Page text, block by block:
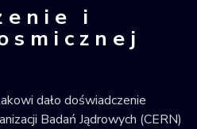
i
dało doświadczenie
Badań Jądrowych (CERN)